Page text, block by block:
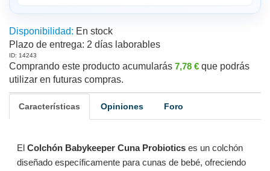
Disponibilidad: En stock
Plazo de entrega: 2 días laborables
ID: 14243
Comprando este producto acumularás 7,78 € que podrás
utilizar en futuras compras.
Características Opiniones Foro
El Colchón Babykeeper Cuna Probioticses un colchón
diseñado específicamente para cunas de bebé, ofreciendo